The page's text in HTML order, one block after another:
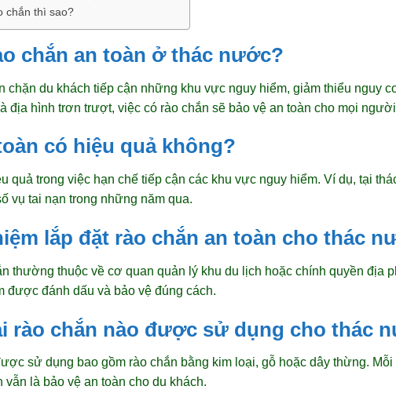
chắn thì sao?
chắn an toàn ở thác nước?
chặn du khách tiếp cận những khu vực nguy hiểm, giảm thiểu nguy
địa hình trơn trượt, việc có rào chắn sẽ bảo vệ an toàn cho mọi
có hiệu quả không?
quả trong việc hạn chế tiếp cận các khu vực nguy hiểm. Ví dụ, tại
vụ tai nạn trong những năm qua.
lắp đặt rào chắn an toàn cho thác
thường thuộc về cơ quan quản lý khu du lịch hoặc chính quyền địa
được đánh dấu và bảo vệ đúng cách.
rào chắn nào được sử dụng cho thác
sử dụng bao gồm rào chắn bằng kim loại, gỗ hoặc dây thừng.
là bảo vệ an toàn cho du khách.